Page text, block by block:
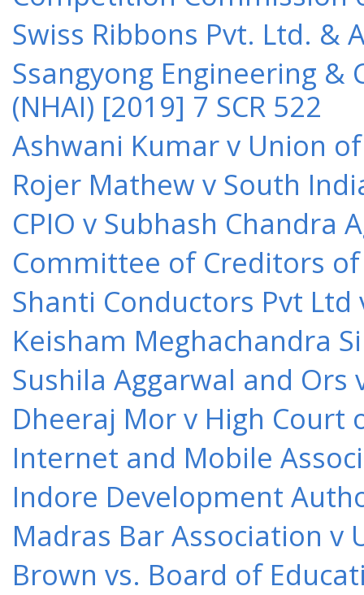
Swiss Ribbons Pvt. Ltd. &
Ssangyong Engineering
(NHAI) [2019] 7 SCR 522
Ashwani Kumar v Union
Rojer Mathew v South
CPIO v Subhash Chandra
Committee of Creditors of
Shanti Conductors Pvt Ltd
Keisham Meghachandra
Sushila Aggarwal and Ors
Dheeraj Mor v High Court
Internet and Mobile
Indore Development
Madras Bar Association v
Brown vs. Board of